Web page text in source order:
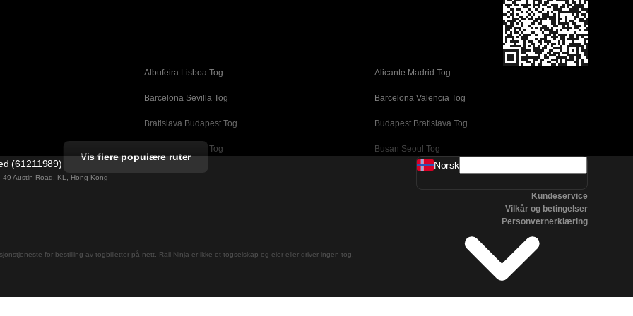
Albufeira Lisboa Tog Alicante Madrid Tog
Barcelona Sevilla Tog Barcelona Valencia Tog
Bratislava Budapest Tog Budapest Bratislava Tog
Busan Cheonan Tog Busan Seoul Tog
Firenze Roma Tog
Vis flere populære ruter
(61211989)
49 Austin Road, KL, Hong Kong
for bestilling av togbilletter på nett. Rail Ninja er ikke et togselskap og eier eller driver ingen tog.
Norsk
Kundeservice
Vilkår og betingelser
Personvernerklæring